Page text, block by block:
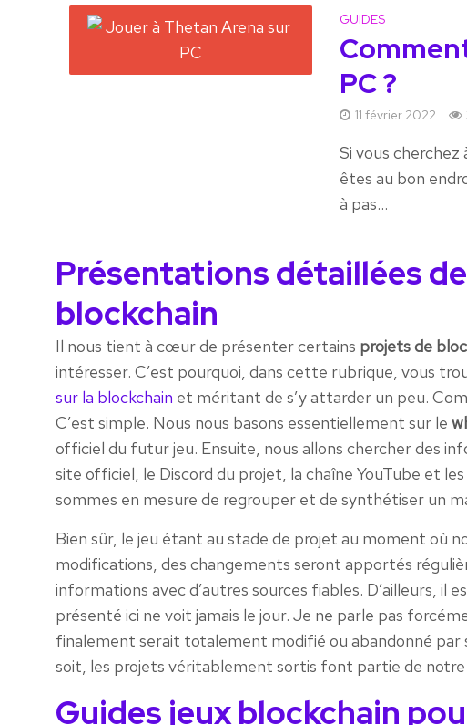
GUIDES
PC ?
11 février 2022
Si vous
êtes au bon
à pas...
Présentations détaillées
blockchain
Il nous tient à cœur de présenter certains projets de
intéresser. C’est pourquoi, dans cette rubrique, vous
sur la blockchain et méritant de s’y attarder un peu.
C’est simple. Nous nous basons essentiellement sur le
officiel du futur jeu. Ensuite, nous allons chercher des
site officiel, le Discord du projet, la chaîne YouTube et
sommes en mesure de regrouper et de synthétiser un
Bien sûr, le jeu étant au stade de projet au moment où
modifications, des changements seront apportés
informations avec d’autres sources fiables. D’ailleurs, il
présenté ici ne voit jamais le jour. Je ne parle pas
finalement serait totalement modifié ou abandonné par
soit, les projets véritablement sortis font partie de notre
Guides jeux blockchain